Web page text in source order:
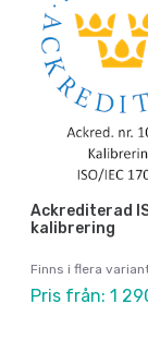
Ackrediterad
kalibrering
Finns i flera
Pris från: 1